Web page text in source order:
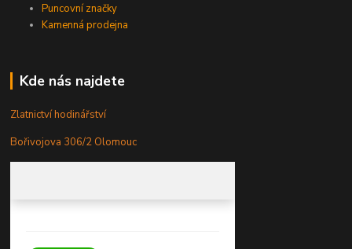
Puncovní značky
Kamenná prodejna
Kde nás najdete
Zlatnictví hodinářství
Bořivojova 306/2 Olomouc